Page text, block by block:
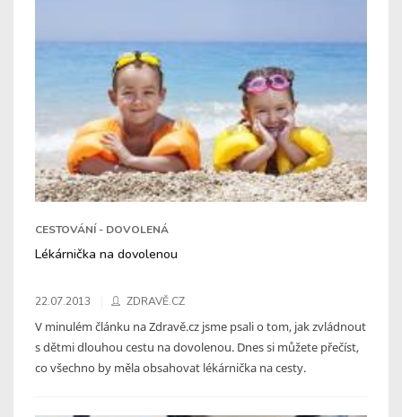
CESTOVÁNÍ - DOVOLENÁ
Lékárnička na dovolenou
22.07.2013 ZDRAVĚ.CZ
V minulém článku na Zdravě.cz jsme psali o tom, jak zvládnout
s dětmi dlouhou cestu na dovolenou. Dnes si můžete přečíst,
co všechno by měla obsahovat lékárnička na cesty.